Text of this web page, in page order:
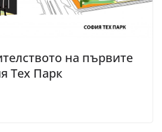
на първите
Тех Парк